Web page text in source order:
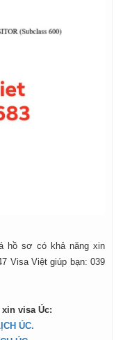
hồ sơ có khả năng xin
Visa Việt giúp bạn: 039
visa Úc:
ÚC.